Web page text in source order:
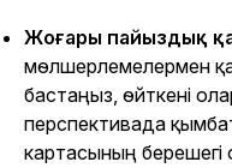
Жоғары пайыздық
мөлшерлемелермен
бастаңыз, өйткені
перспективада
картасының